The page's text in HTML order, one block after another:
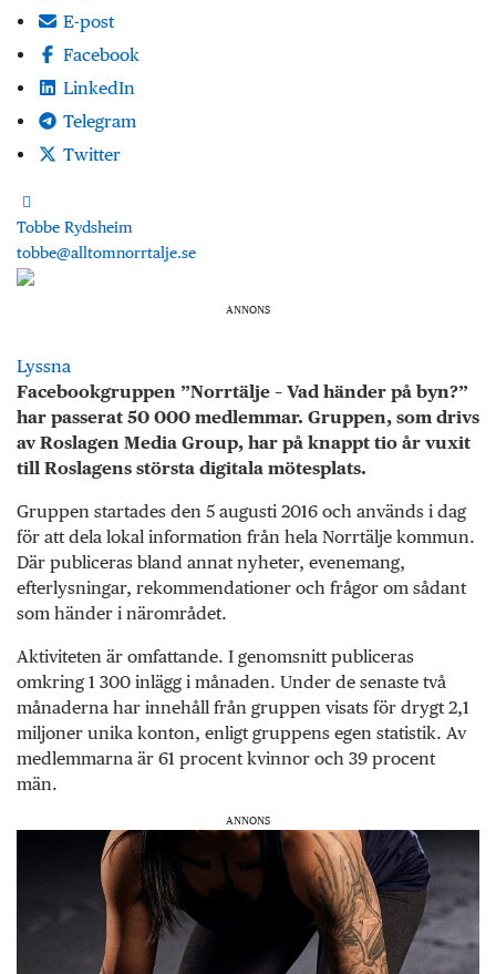
E-post
Facebook
LinkedIn
Telegram
Twitter
Tobbe Rydsheim
tobbe@alltomnorrtalje.se
ANNONS
Lyssna
Facebookgruppen ”Norrtälje – Vad händer på byn?”
har passerat 50 000 medlemmar. Gruppen, som drivs
av Roslagen Media Group, har på knappt tio år vuxit
till Roslagens största digitala mötesplats.
Gruppen startades den 5 augusti 2016 och används i dag
för att dela lokal information från hela Norrtälje kommun.
Där publiceras bland annat nyheter, evenemang,
efterlysningar, rekommendationer och frågor om sådant
som händer i närområdet.
Aktiviteten är omfattande. I genomsnitt publiceras
omkring 1 300 inlägg i månaden. Under de senaste två
månaderna har innehåll från gruppen visats för drygt 2,1
miljoner unika konton, enligt gruppens egen statistik. Av
medlemmarna är 61 procent kvinnor och 39 procent
män.
ANNONS